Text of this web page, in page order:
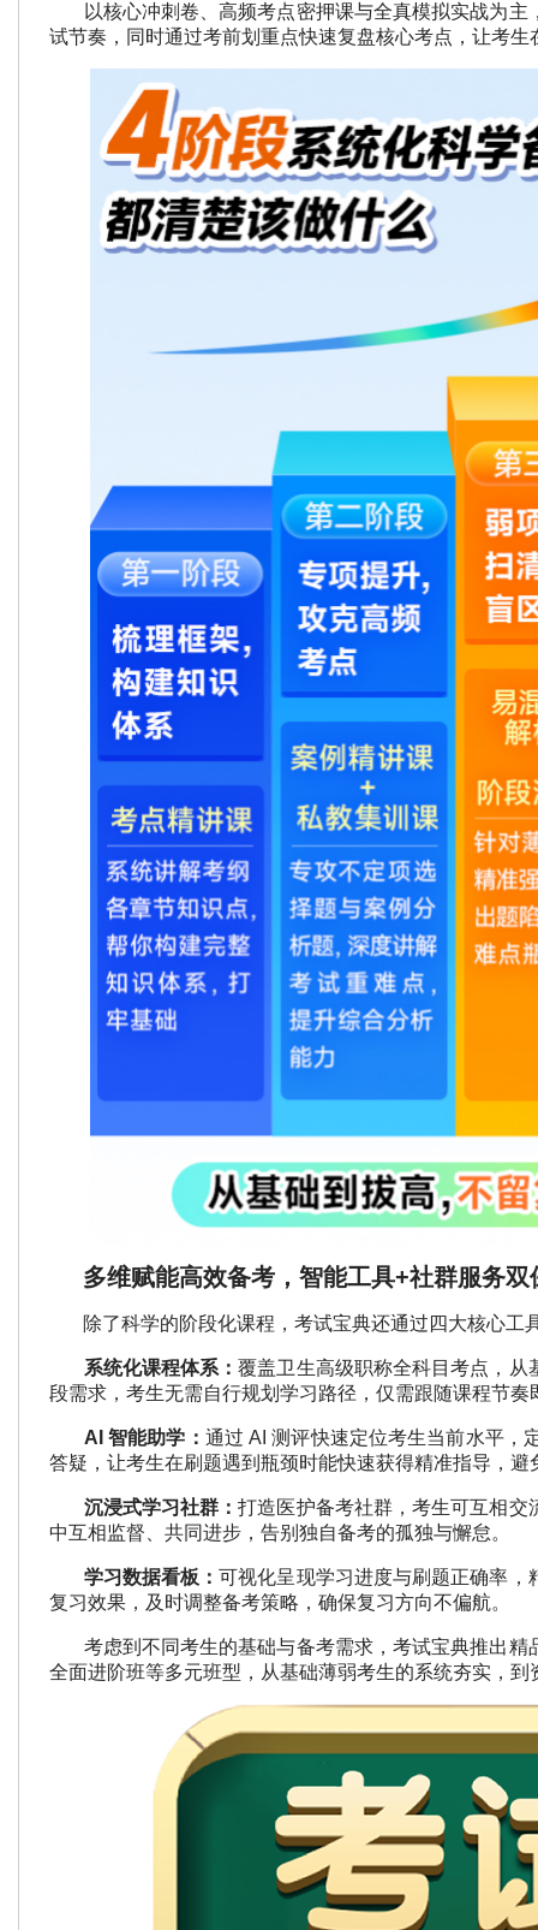
以核心冲刺卷、高频考点密押课与全真模拟实战为主
试节奏，同时通过考前划重点快速复盘核心考点，让考
多维赋能高效备考，智能工具+社群服务双
除了科学的阶段化课程，考试宝典还通过四大核心工
系统化课程体系：覆盖卫生高级职称全科目考点，
段需求，考生无需自行规划学习路径，仅需跟随课程节奏
AI 智能助学： 通过 AI 测评快速定位考生当前水平，
答疑，让考生在刷题遇到瓶颈时能快速获得精准指导，避
沉浸式学习社群：打造医护备考社群，考生可互相
中互相监督、共同进步，告别独自备考的孤独与懈怠。
学习数据看板：可视化呈现学习进度与刷题正确率
复习效果，及时调整备考策略，确保复习方向不偏航。
考虑到不同考生的基础与备考需求，考试宝典推出精
全面进阶班等多元班型，从基础薄弱考生的系统夯实，